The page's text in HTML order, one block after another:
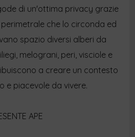
di un'ottima privacy grazie
che lo circonda ed
spazio diversi alberi da
melograni, peri, visciole e
a creare un contesto
e piacevole da vivere.
APE